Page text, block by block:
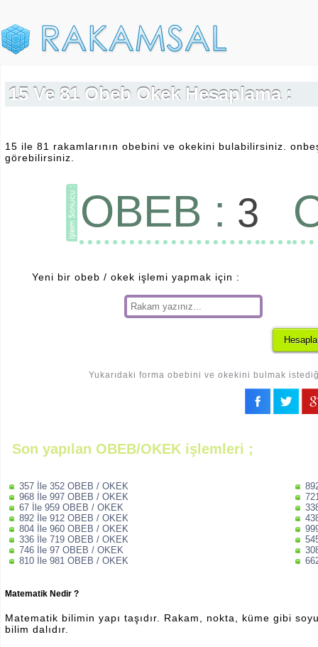
15 Ve 81 Obeb Okek Hesaplama :
15 ile 81 rakamlarının obebini ve okekini bulabilirsiniz.
görebilirsiniz.
OBEB : 3
Yeni bir obeb / okek işlemi yapmak için :
Yukarıdaki forma obebini ve okekini bulmak
Son yapılan OBEB/OKEK işlemleri ;
357 İle 352 OBEB / OKEK
968 İle 997 OBEB / OKEK
67 İle 959 OBEB / OKEK
892 İle 912 OBEB / OKEK
804 İle 960 OBEB / OKEK
336 İle 719 OBEB / OKEK
746 İle 97 OBEB / OKEK
810 İle 981 OBEB / OKEK
Matematik Nedir ?
Matematik bilimin yapı taşıdır. Rakam, nokta, küme gibi
bilim dalıdır.